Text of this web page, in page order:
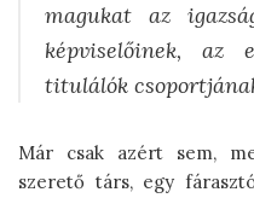
magukat az
képviselői­nek, az
titulálók
Már csak azért sem,
szerető társ, egy